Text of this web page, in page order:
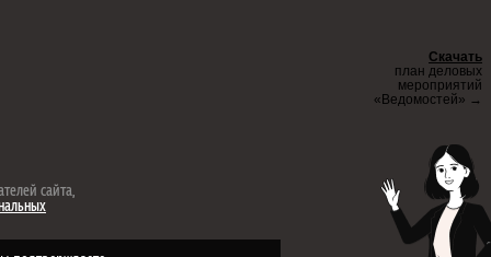
Скачать
план деловых
мероприятий
«Ведомостей» →
сайта,